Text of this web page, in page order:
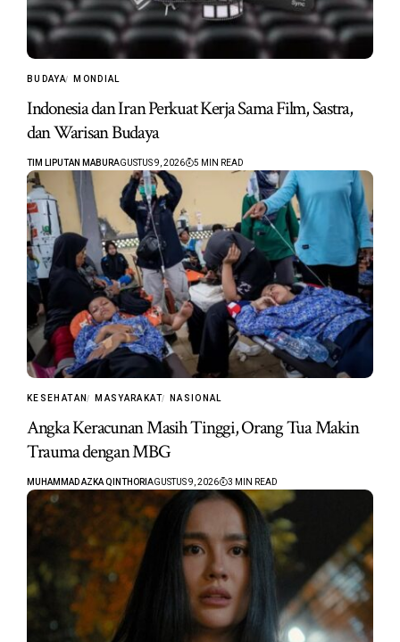
BUDAYA MONDIAL
Indonesia dan Iran Perkuat Kerja Sama Film, Sastra,
dan Warisan Budaya
TIM LIPUTAN MABURAGUSTUS 9, 2026 5 MIN READ
KESEHATAN MASYARAKAT NASIONAL
Angka Keracunan Masih Tinggi, Orang Tua Makin
Trauma dengan MBG
MUHAMMAD AZKA QINTHORI AGUSTUS 9, 2026 3 MIN READ